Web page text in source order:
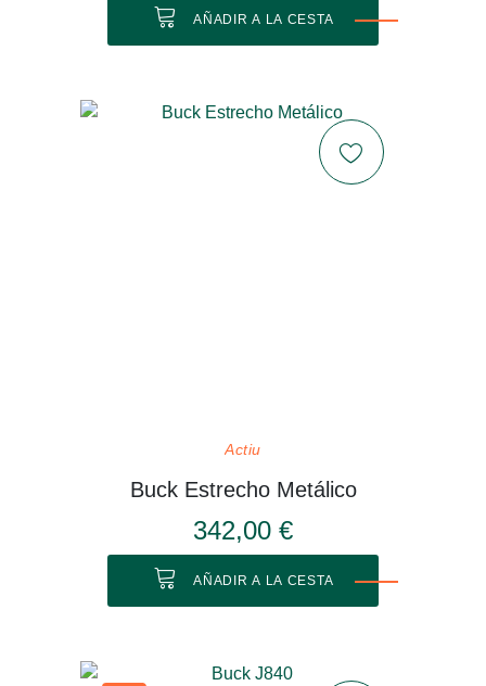
AÑADIR A LA CESTA
Actiu
Buck Estrecho Metálico
342,00 €
AÑADIR A LA CESTA